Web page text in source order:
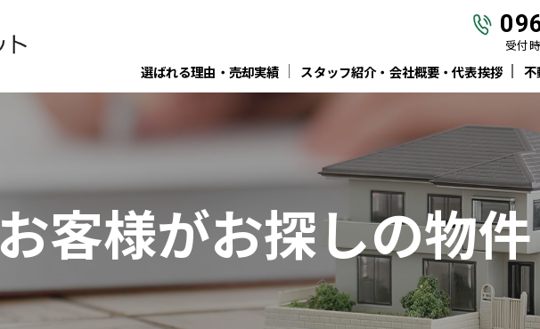
受付
選ばれる理由・売却実績 スタッフ紹介・会社概要・代表挨拶 不
お客様がお探しの物